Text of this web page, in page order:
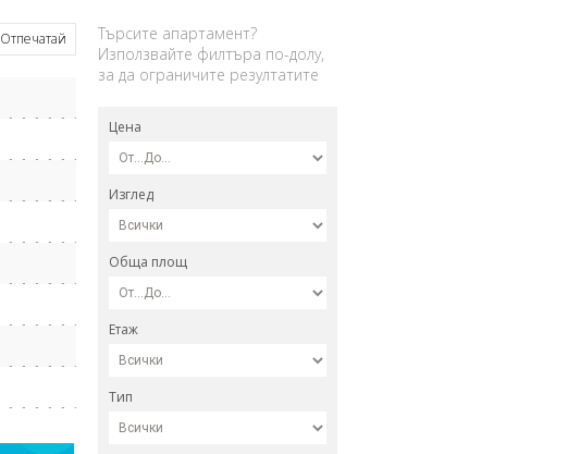
Отпечатай
Търсите апартамент?
Използвайте филтъра по-долу,
за да ограничите резултатите
Цена
Изглед
Обща площ
Етаж
Тип